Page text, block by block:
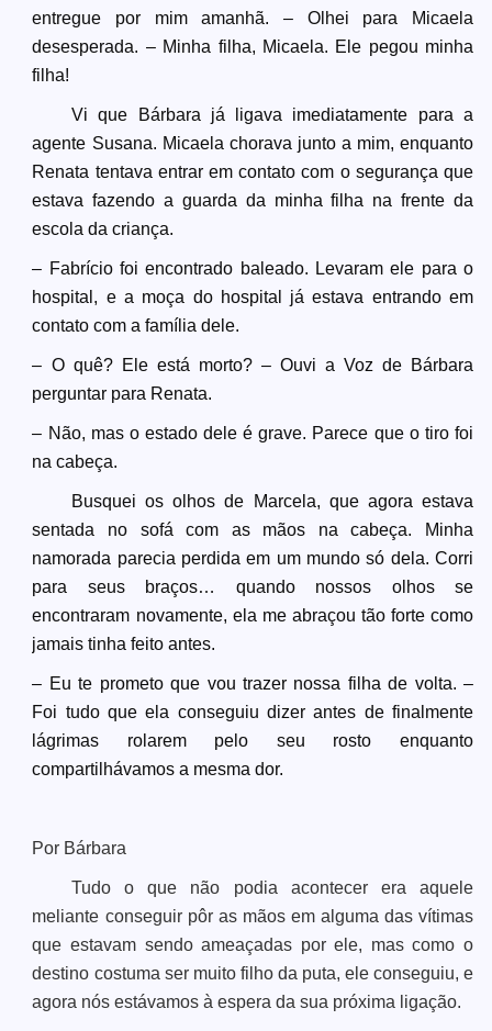
entregue por mim amanhã. – Olhei para Micaela
desesperada. – Minha filha, Micaela. Ele pegou minha
filha!
Vi que Bárbara já ligava imediatamente para a
agente Susana. Micaela chorava junto a mim, enquanto
Renata tentava entrar em contato com o segurança que
estava fazendo a guarda da minha filha na frente da
escola da criança.
– Fabrício foi encontrado baleado. Levaram ele para o
hospital, e a moça do hospital já estava entrando em
contato com a família dele.
– O quê? Ele está morto? – Ouvi a Voz de Bárbara
perguntar para Renata.
– Não, mas o estado dele é grave. Parece que o tiro foi
na cabeça.
Busquei os olhos de Marcela, que agora estava
sentada no sofá com as mãos na cabeça. Minha
namorada parecia perdida em um mundo só dela. Corri
para seus braços… quando nossos olhos se
encontraram novamente, ela me abraçou tão forte como
jamais tinha feito antes.
– Eu te prometo que vou trazer nossa filha de volta. –
Foi tudo que ela conseguiu dizer antes de finalmente
lágrimas rolarem pelo seu rosto enquanto
compartilhávamos a mesma dor.
Por Bárbara
Tudo o que não podia acontecer era aquele
meliante conseguir pôr as mãos em alguma das vítimas
que estavam sendo ameaçadas por ele, mas como o
destino costuma ser muito filho da puta, ele conseguiu, e
agora nós estávamos à espera da sua próxima ligação.